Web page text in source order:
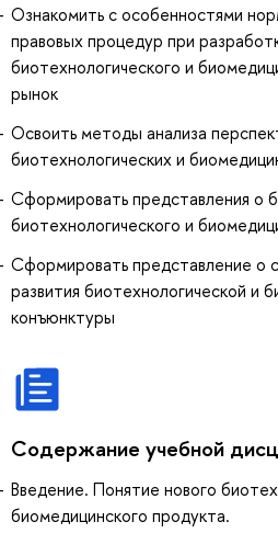
Ознакомить с особенностями
правовых процедур при
биотехнологического и
рынок
Освоить методы анализа
биотехнологических и
Сформировать представления о
биотехнологического и
Сформировать представление о
развития биотехнологической и
конъюнктуры
Содержание учебной
Введение. Понятие нового
биомедицинского продукта.